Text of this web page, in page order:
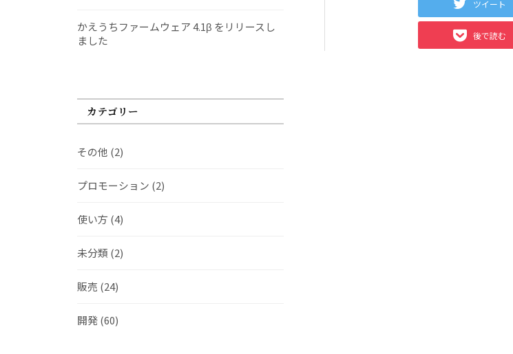
ツイート
後で読む
かえうちファームウェア 4.1β をリリースし
ました
カテゴリー
その他 (2)
プロモーション (2)
使い方 (4)
未分類 (2)
販売 (24)
開発(60)